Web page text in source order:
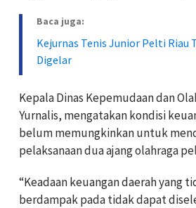
Baca juga:
Kejurnas Tenis Junior Pelti Riau
Digelar
KepalaDinas Kepemudaan dan
Yurnalis, mengatakan kondisi
belum memungkinkan untuk
pelaksanaan dua ajang olahraga
“Keadaan keuangan daerah yang
berdampak pada tidak dapat